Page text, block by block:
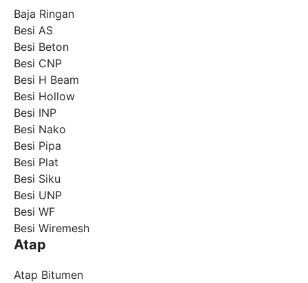
Baja Ringan
Besi AS
Besi Beton
Besi CNP
Besi H Beam
Besi Hollow
Besi INP
Besi Nako
Besi Pipa
Besi Plat
Besi Siku
Besi UNP
Besi WF
Besi Wiremesh
Atap
Atap Bitumen